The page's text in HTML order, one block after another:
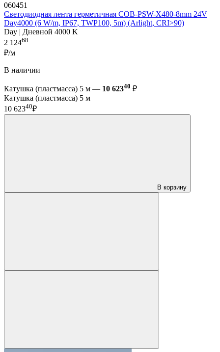
060451
Светодиодная лента герметичная COB-PSW-X480-8mm 24V
Day4000 (6 W/m, IP67, TWP100, 5m) (Arlight, CRI>90)
Day | Дневной 4000 K
2 12468
₽/м
В наличии
Катушка (пластмасса) 5 м — 10 62340 ₽
Катушка (пластмасса) 5 м
10 62340₽
В корзину